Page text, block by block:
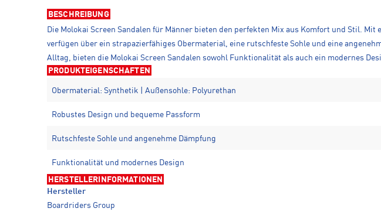
BESCHREIBUNG
Die Molokai Screen Sandalen für Männer bieten den perfekten Mix aus Komfort und Stil.
verfügen über ein strapazierfähiges Obermaterial, eine rutschfeste Sohle und eine
Alltag, bieten die Molokai Screen Sandalen sowohl Funktionalität als auch ein modernes
PRODUKTEIGENSCHAFTEN
Obermaterial: Synthetik | Außensohle: Polyurethan
Robustes Design und bequeme Passform
Rutschfeste Sohle und angenehme Dämpfung
Funktionalität und modernes Design
HERSTELLERINFORMATIONEN
Hersteller
Boardriders Group